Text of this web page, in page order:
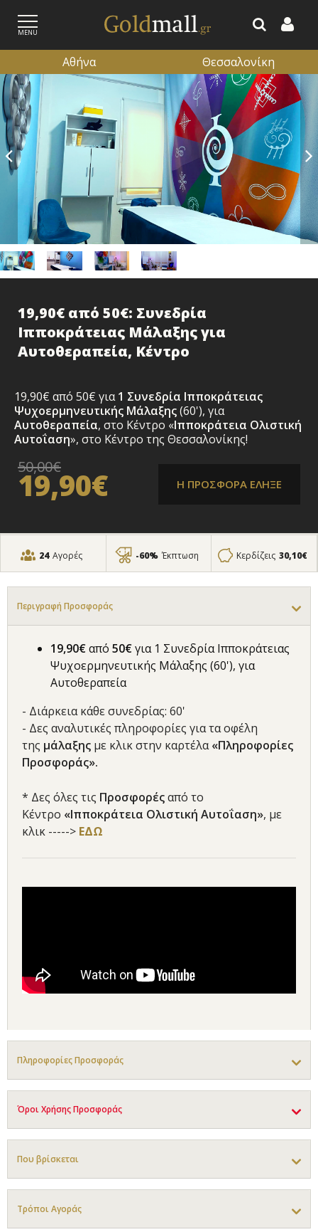
MENU
ΕΓΓΡΑΦΗ ΕΙΣΟΔΟΣ
Αθήνα Θεσσαλονίκη
19,90€ από 50€: Συνεδρία
Ιπποκράτειας Μάλαξης για
Αυτοθεραπεία, Κέντρο
19,90€ από 50€ για1 Συνεδρία Ιπποκράτειας
Ψυχοερμηνευτικής Μάλαξης(60'), για
Αυτοθεραπεία, στο Κέντρο «Ιπποκράτεια Ολιστική
Αυτοΐαση», στο Κέντρο της Θεσσαλονίκης!
50,00€
19,90€ Η ΠΡΟΣΦΟΡΑ ΕΛΗΞΕ
24 Αγορές -60% Έκπτωση Κερδίζεις 30,10€
Περιγραφή Προσφοράς
19,90€από 50€για 1 Συνεδρία Ιπποκράτειας
Ψυχοερμηνευτικής Μάλαξης (60'), για
Αυτοθεραπεία
- Διάρκεια κάθε συνεδρίας: 60'
- Δες αναλυτικές πληροφορίες για τα οφέλη
της μάλαξης με κλικ στην καρτέλα«Πληροφορίες
Προσφοράς».
* Δες όλες τις Προσφορέςαπό το
Κέντρο «Ιπποκράτεια Ολιστική Αυτοΐαση», με
κλικ -----> ΕΔΩ
Πληροφορίες Προσφοράς
Όροι Χρήσης Προσφοράς
Που βρίσκεται
Τρόποι Αγοράς